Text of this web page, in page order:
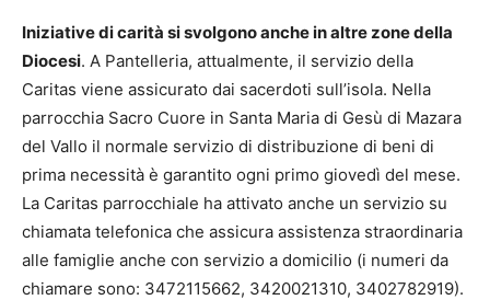
Iniziative di carità si svolgono anche in altre zone della
Diocesi. A Pantelleria, attualmente, il servizio della
Caritas viene assicurato dai sacerdoti sull’isola. Nella
parrocchia Sacro Cuore in Santa Maria di Gesù di Mazara
del Vallo il normale servizio di distribuzione di beni di
prima necessità è garantito ogni primo giovedì del mese.
La Caritas parrocchiale ha attivato anche un servizio su
chiamata telefonica che assicura assistenza straordinaria
alle famiglie anche con servizio a domicilio (i numeri da
chiamare sono: 3472115662, 3420021310, 3402782919).